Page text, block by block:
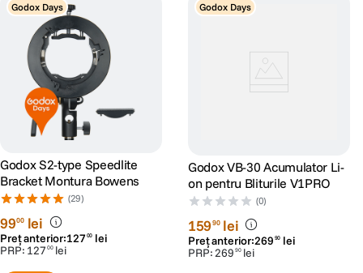
Godox Days
Godox S2-type Speedlite
Bracket Montura Bowens
(29)
9900 lei
Preț anterior:12700 lei
PRP: 127 00 lei
Godox Days
Godox VB-30 Acumulator Li-
on pentru Bliturile V1PRO
(0)
15990 lei
Preț anterior:269 90 lei
PRP:269 90 lei